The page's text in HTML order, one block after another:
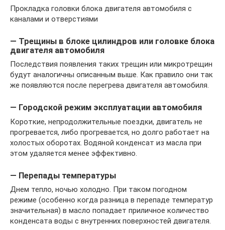
Прокладка головки блока двигателя автомобиля с
каналами и отверстиями
— Трещины в блоке цилиндров или головке блока
двигателя автомобиля
Последствия появления таких трещин или микротрещин
будут аналогичны описанным выше. Как правило они так
же появляются после перегрева двигателя автомобиля.
— Городской режим эксплуатации автомобиля
Короткие, непродолжительные поездки, двигатель не
прогревается, либо прогревается, но долго работает на
холостых оборотах. Водяной конденсат из масла при
этом удаляется менее эффективно.
— Перепады температуры
Днем тепло, ночью холодно. При таком погодном
режиме (особенно когда разница в перепаде температур
значительная) в масло попадает приличное количество
конденсата воды с внутренних поверхностей двигателя.